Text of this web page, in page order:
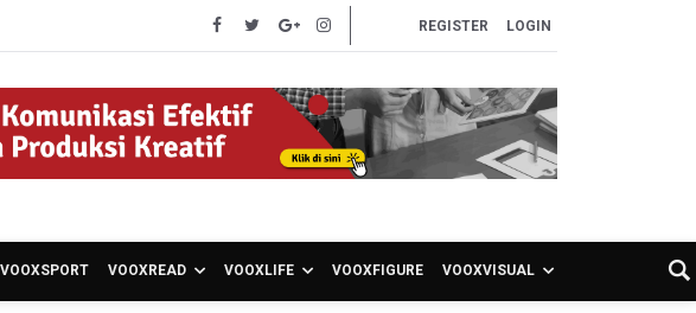
REGISTER LOGIN
VOOXSPORT VOOXREAD VOOXLIFE VOOXFIGURE VOOXVISUAL